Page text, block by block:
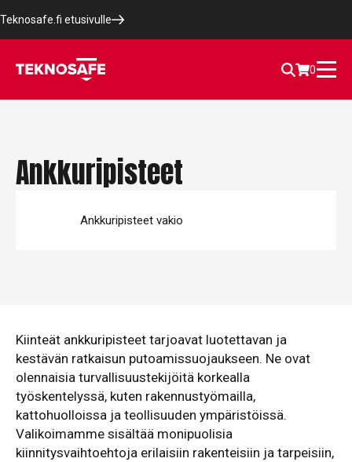
Teknosafe.fi etusivulle
0
Ankkuripisteet
Ankkuripisteet vakio
Kiinteät ankkuripisteet tarjoavat luotettavan ja
kestävän ratkaisun putoamissuojaukseen. Ne ovat
olennaisia turvallisuustekijöitä korkealla
työskentelyssä, kuten rakennustyömailla,
kattohuolloissa ja teollisuuden ympäristöissä.
Valikoimamme sisältää monipuolisia
kiinnitysvaihtoehtoja erilaisiin rakenteisiin ja tarpeisiin,